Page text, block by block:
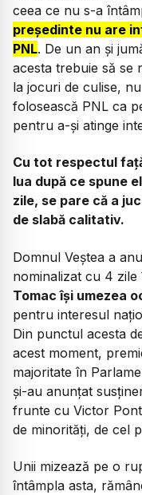
ceea ce nu s-a
președinte nu are
PNL. De un an și
acesta trebuie să se
la jocuri de culise,
folosească PNL ca
pentru a-și atinge
Cu tot respectul
lua după ce spune
zile, se pare că a
de slabă calitativ.
Domnul Veștea a
nominalizat cu 4
Tomac își umezea
pentru interesul
Din punctul acesta
acest moment,
majoritate în
și-au anunțat
frunte cu Victor
de minorități, de cel
Unii mizează pe o
întâmpla asta,